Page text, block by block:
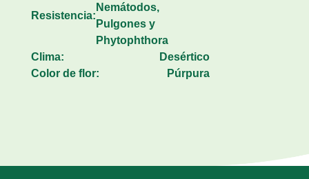
Resistencia:
Nemátodos,
Pulgones y
Phytophthora
Clima:
Desértico
Color de flor:
Púrpura